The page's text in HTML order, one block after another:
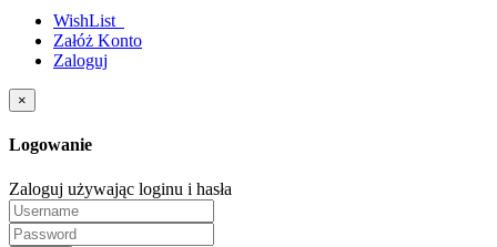
WishList
Załóż Konto
Zaloguj
×
Logowanie
Zaloguj używając loginu i hasła